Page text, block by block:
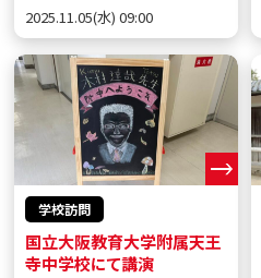
2025.11.05(水) 09:00
学校訪問
国立大阪教育大学附属天王
寺中学校にて講演